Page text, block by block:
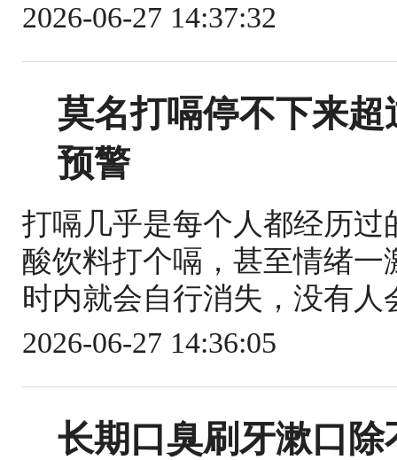
2026-06-27 14:37:32
莫名打嗝停不下来
预警
打嗝几乎是每个人都经历
酸饮料打个嗝，甚至情绪
时内就会自行消失，没有
2026-06-27 14:36:05
长期口臭刷牙漱口